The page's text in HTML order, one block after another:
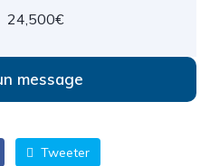
24,500€
message
Tweeter